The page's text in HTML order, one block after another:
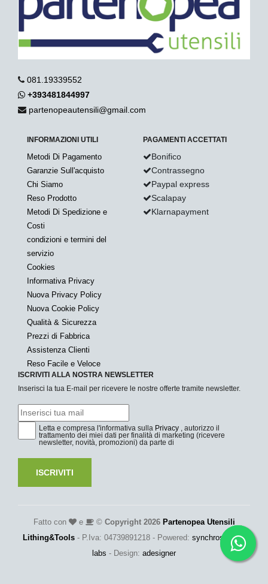
081.19339552
+393481844997
partenopeautensili@gmail.com
INFORMAZIONI UTILI
Metodi Di Pagamento
Garanzie Sull'acquisto
Chi Siamo
Reso Prodotto
Metodi Di Spedizione e
Costi
condizioni e termini del
servizio
Cookies
Informativa Privacy
Nuova Privacy Policy
Nuova Cookie Policy
Qualità & Sicurezza
Prezzi di Fabbrica
Assistenza Clienti
Reso Facile e Veloce
PAGAMENTI ACCETTATI
Bonifico
Contrassegno
Paypal express
Scalapay
Klarnapayment
ISCRIVITI ALLA NOSTRA NEWSLETTER
Inserisci la tua E-mail per ricevere le nostre offerte tramite newsletter.
Letta e compresa l'informativa sulla Privacy , autorizzo il
trattamento dei miei dati per finalità di marketing (ricevere
newsletter, novità, promozioni) da parte di
ISCRIVITI
Fatto con e © Copyright 2026 Partenopea Utensili
Lithing&Tools - P.Iva: 04739891218 - Powered: synchrosystem
labs - Design: adesigner